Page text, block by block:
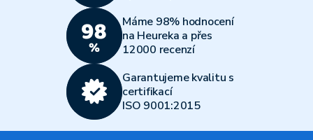
Máme 98% hodnocení
na Heureka a přes
12000 recenzí
Garantujeme kvalitu s
certifikací
ISO 9001:2015